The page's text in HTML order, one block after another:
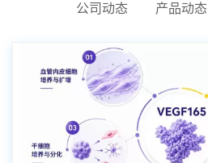
公司动态 产品动态